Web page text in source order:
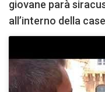
giovane parà
all’interno della